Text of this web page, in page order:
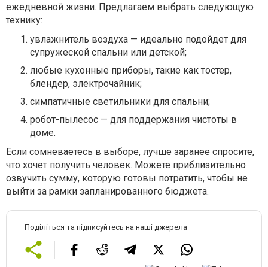
ежедневной жизни. Предлагаем выбрать следующую
технику:
увлажнитель воздуха — идеально подойдет для
супружеской спальни или детской;
любые кухонные приборы, такие как тостер,
блендер, электрочайник;
симпатичные светильники для спальни;
робот-пылесос — для поддержания чистоты в
доме.
Если сомневаетесь в выборе, лучше заранее спросите,
что хочет получить человек. Можете приблизительно
озвучить сумму, которую готовы потратить, чтобы не
выйти за рамки запланированного бюджета.
Поділіться та підписуйтесь на наші джерела